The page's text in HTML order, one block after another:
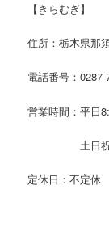
【きらむぎ】
住所：栃木県那
電話番号：0287-
営業時間：平日
土日祝
定休日：不定休